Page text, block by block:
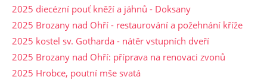
2025 diecézní pouť kněží a jáhnů - Doksany
2025 Brozany nad Ohří - restaurování a požehnání kříže
2025 kostel sv. Gotharda - nátěr vstupních dveří
2025 Brozany nad Ohří: příprava na renovaci zvonů
2025 Hrobce, poutní mše svatá